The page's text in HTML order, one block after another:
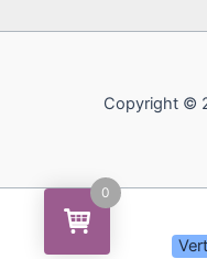
Copyright ©
0